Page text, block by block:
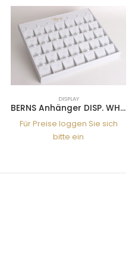
DISPLAY
BERNS Anhänger DISP. WH.PU 36
Für Preise loggen Sie sich
bitte ein